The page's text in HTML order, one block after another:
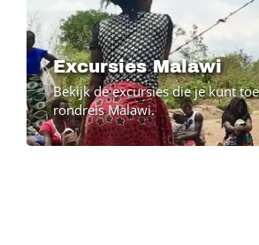
Excursies Malawi
Bekijk de excursies die je kunt
rondreis Malawi.